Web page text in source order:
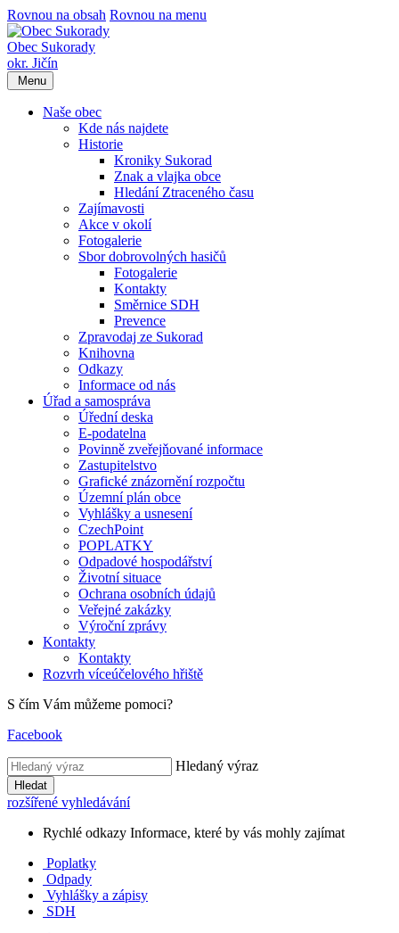
Rovnou na obsah Rovnou na menu
Obec Sukorady
okr. Jičín
Menu
Naše obec
Kde nás najdete
Historie
Kroniky Sukorad
Znak a vlajka obce
Hledání Ztraceného času
Zajímavosti
Akce v okolí
Fotogalerie
Sbor dobrovolných hasičů
Fotogalerie
Kontakty
Směrnice SDH
Prevence
Zpravodaj ze Sukorad
Knihovna
Odkazy
Informace od nás
Úřad a samospráva
Úřední deska
E-podatelna
Povinně zveřejňované informace
Zastupitelstvo
Grafické znázornění rozpočtu
Územní plán obce
Vyhlášky a usnesení
CzechPoint
POPLATKY
Odpadové hospodářství
Životní situace
Ochrana osobních údajů
Veřejné zakázky
Výroční zprávy
Kontakty
Kontakty
Rozvrh víceúčelového hřiště
S čím Vám můžeme pomoci?
Facebook
Hledaný výraz
Hledat
rozšířené vyhledávání
Rychlé odkazy Informace, které by vás mohly zajímat
Poplatky
Odpady
Vyhlášky a zápisy
SDH